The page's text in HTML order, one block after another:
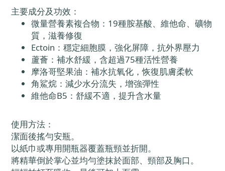
主要成分及功效：
微量營養素複合物：19種胺基酸、維他命、礦物
質，滋養修復
Ectoin：穩定細胞膜，強化屏障，抗外界壓力
蘆薈：補水舒緩，含超過75種活性營養
摩洛哥堅果油：補水抗氧化，恢復肌膚柔軟
角鯊烷：減少水分流失，增強彈性
維他命B5：舒緩不適，提升含水量
使用方法：
潔面後搖勻安瓶。
以紙巾或專用開瓶器覆蓋瓶頸並折開。
將精華倒於掌心並均勻塗抹於面部、頸部及胸口。